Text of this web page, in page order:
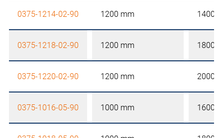
0375-1214-02-90 1200 mm 1400
0375-1218-02-90 1200 mm 1800
0375-1220-02-90 1200 mm 2000
0375-1016-05-90 1000 mm 1600